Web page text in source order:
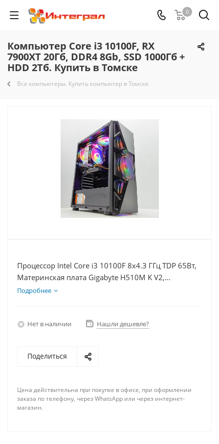
0
Компьютер Core i3 10100F, RX
7900XT 20Гб, DDR4 8Gb, SSD 1000Гб +
HDD 2Тб. Купить в Томске
Все компьютеры. Купить компьютер в Томске
Процессор Intel Core i3 10100F 8x4.3 ГГц TDP 65Вт,
Материнская плата Gigabyte H510M K V2,
Видеокарта RX 7900XT 20Гб, Память DDR4 8Gb,
Подробнее
Нет в наличии Нашли дешевле?
Поделиться
Цена действительна при покупке в офисе, при оформлении
заказа по телефону, через WhatsApp или через интернет-
магазин.